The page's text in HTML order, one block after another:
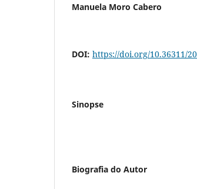
Manuela Moro Cabero
DOI: https://doi.org/10.36311/
Sinopse
Biografia do Autor